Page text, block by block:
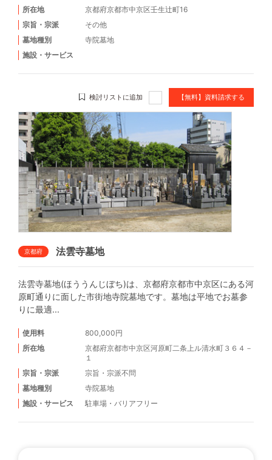
所在地
京都府京都市中京区壬生辻町16
宗旨・宗派
その他
墓地種別
寺院墓地
施設・サービス
検討リストに追加 【無料】資料請求する
京都府 法雲寺墓地
法雲寺墓地(ほううんじぼち)は、京都府京都市中京区にある河
原町通りに面した市街地寺院墓地です。墓地は平地でお墓参
りに最適...
使用料
800,000円
所在地
京都府京都市中京区河原町二条上ル清水町３６４－
１
宗旨・宗派
宗旨・宗派不問
墓地種別
寺院墓地
施設・サービス
駐車場 ・ バリアフリー